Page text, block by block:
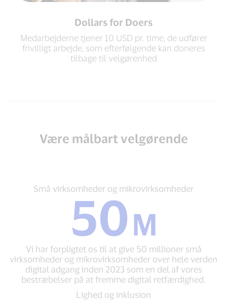
Dollars for Doers
Medarbejderne tjener 10 USD pr. time, de udfører
frivilligt arbejde, som efterfølgende kan doneres
tilbage til velgørenhed
Være målbart velgørende
Små
og
mikrovirksomheder
50
M
Vi
har
forpligtet
os
at
Små virksomheder og mikrovirksomheder
50M
Vi har forpligtet os til at give 50 millioner små
virksomheder og mikrovirksomheder over hele verden
digital adgang inden 2023 som en del af vores
bestræbelser på at fremme digital retfærdighed.
Lighed
Lighed og inklusion